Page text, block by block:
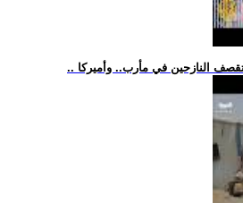
تقصف النازحين في مأرب.. وأميركا